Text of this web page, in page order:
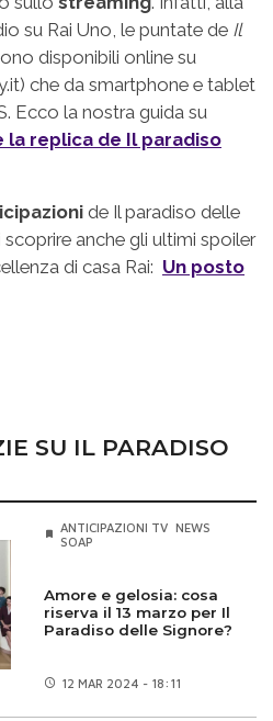
su Rai Uno, le puntate de Il
disponibili online su
che da smartphone e tablet
Ecco la nostra guida su
la replica de Il paradiso
de Il paradiso delle
anche gli ultimi spoiler
di casa Rai: Un posto
SU IL PARADISO
ANTICIPAZIONI TV NEWS
SOAP
Amore e gelosia: cosa
riserva il 13 marzo per Il
Paradiso delle Signore?
12 MAR 2024 - 18:11